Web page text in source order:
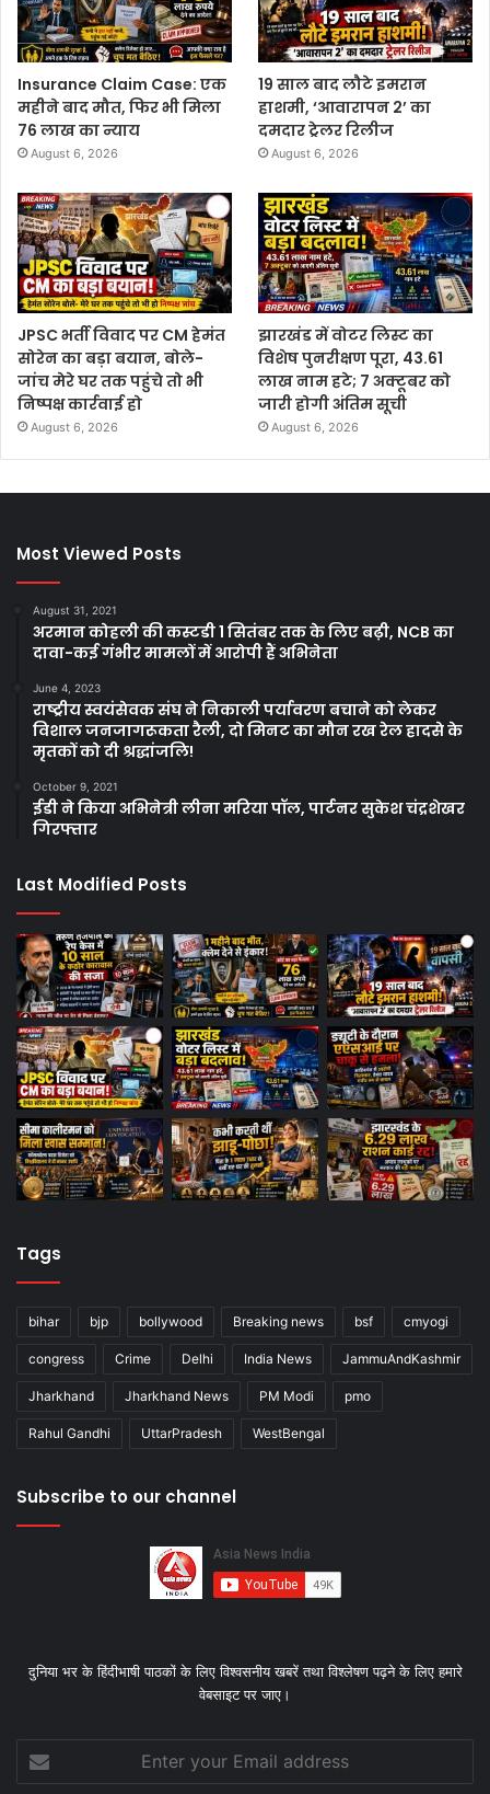
Insurance Claim Case: एक
महीने बाद मौत, फिर भी मिला
76 लाख का न्याय
August 6, 2026
19 साल बाद लौटे इमरान
हाशमी, ‘आवारापन 2’ का
दमदार ट्रेलर रिलीज
August 6, 2026
JPSC भर्ती विवाद पर CM हेमंत
सोरेन का बड़ा बयान, बोले-
जांच मेरे घर तक पहुंचे तो भी
निष्पक्ष कार्रवाई हो
August 6, 2026
झारखंड में वोटर लिस्ट का
विशेष पुनरीक्षण पूरा, 43.61
लाख नाम हटे; 7 अक्टूबर को
जारी होगी अंतिम सूची
August 6, 2026
Most Viewed Posts
August 31, 2021
अरमान कोहली की कस्टडी 1 सितंबर तक के लिए बढ़ी, NCB का
दावा-कई गंभीर मामलों में आरोपी हैं अभिनेता
June 4, 2023
राष्ट्रीय स्वयंसेवक संघ ने निकाली पर्यावरण बचाने को लेकर
विशाल जनजागरूकता रैली, दो मिनट का मौन रख रेल हादसे के
मृतकों को दी श्रद्धांजलि!
October 9, 2021
ईडी ने किया अभिनेत्री लीना मरिया पॉल, पार्टनर सुकेश चंद्रशेखर
गिरफ्तार
Last Modified Posts
Tags
bihar bjp bollywood Breaking news bsf cmyogi
congress Crime Delhi India News JammuAndKashmir
Jharkhand Jharkhand News PM Modi pmo
Rahul Gandhi UttarPradesh WestBengal
Subscribe to our channel
दुनिया भर के हिंदीभाषी पाठकों के लिए विश्‍वसनीय खबरें तथा विश्लेषण पढ़ने के लिए हमारे
वेबसाइट पर जाए।
your